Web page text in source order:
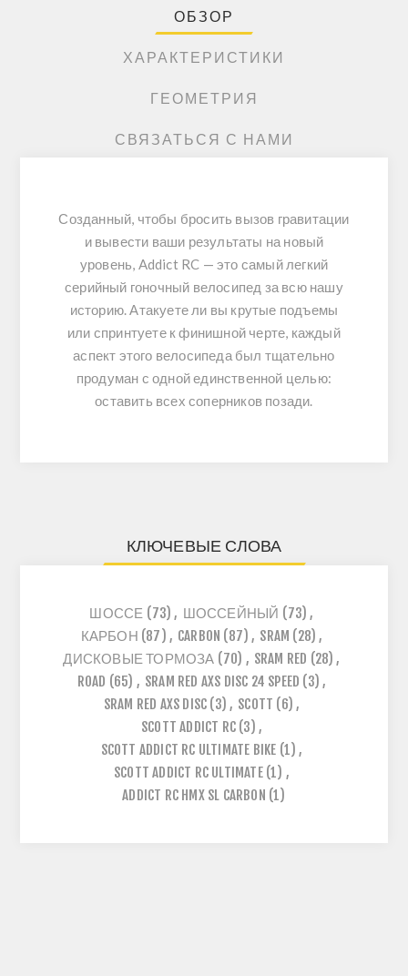
ОБЗОР
ХАРАКТЕРИСТИКИ
ГЕОМЕТРИЯ
СВЯЗАТЬСЯ С НАМИ
Созданный, чтобы бросить вызов гравитации
и вывести ваши результаты на новый
уровень, Addict RC — это самый легкий
серийный гоночный велосипед за всю нашу
историю.Атакуете ли вы крутые подъемы
или спринтуете к финишной черте, каждый
аспект этого велосипеда был тщательно
продуман с одной единственной целью:
оставить всех соперников позади.
КЛЮЧЕВЫЕ СЛОВА
ШОССЕ (73) , ШОССЕЙНЫЙ (73) ,
КАРБОН (87) , CARBON (87) , SRAM (28) ,
ДИСКОВЫЕ ТОРМОЗА (70) , SRAM RED (28) ,
ROAD (65) , SRAM RED AXS DISC 24 SPEED (3) ,
SRAM RED AXS DISC (3) , SCOTT (6) ,
SCOTT ADDICT RC (3) ,
SCOTT ADDICT RC ULTIMATE BIKE (1) ,
SCOTT ADDICT RC ULTIMATE (1) ,
ADDICT RC HMX SL CARBON (1)